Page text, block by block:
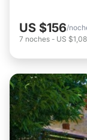
US $156/
7 noches - US